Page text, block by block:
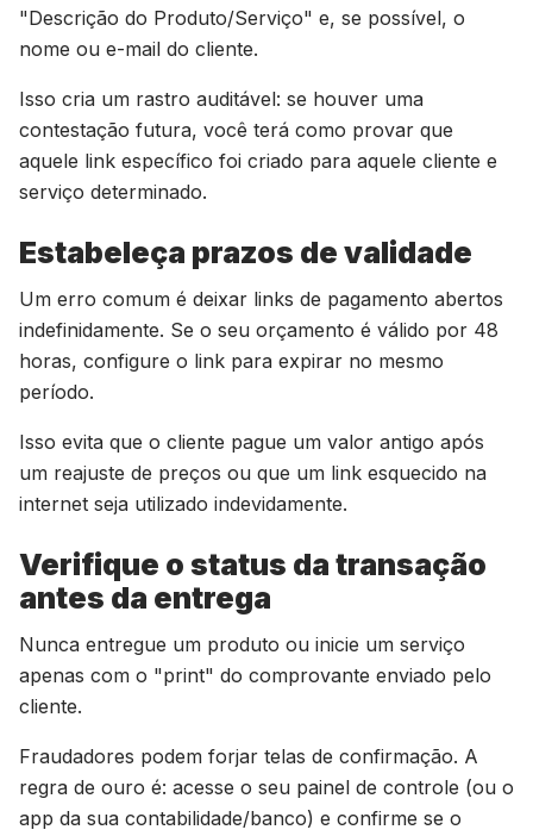
"Descrição do Produto/Serviço" e, se possível, o
nome ou e-mail do cliente.
Isso cria um rastro auditável: se houver uma
contestação futura, você terá como provar que
aquele link específico foi criado para aquele cliente e
serviço determinado.
Estabeleça prazos de validade
Um erro comum é deixar links de pagamento abertos
indefinidamente. Se o seu orçamento é válido por 48
horas, configure o link para expirar no mesmo
período.
Isso evita que o cliente pague um valor antigo após
um reajuste de preços ou que um link esquecido na
internet seja utilizado indevidamente.
Verifique o status da transação
antes da entrega
Nunca entregue um produto ou inicie um serviço
apenas com o "print" do comprovante enviado pelo
cliente.
Fraudadores podem forjar telas de confirmação. A
regra de ouro é: acesse o seu painel de controle (ou o
app da sua contabilidade/banco) e confirme se o